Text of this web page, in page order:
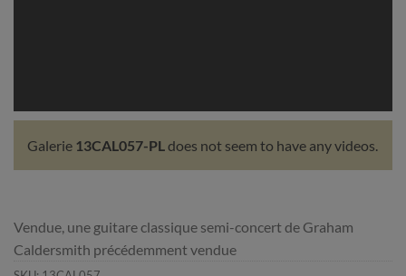
Galerie 13CAL057-PL does not seem to have any videos.
Vendue, une guitare classique semi-concert de Graham
Caldersmith précédemment vendue